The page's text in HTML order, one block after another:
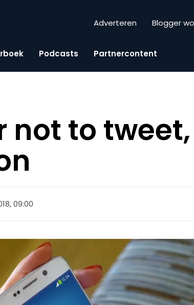
Adverteren Blogger
Podcasts Partnercontent
not to
09:00